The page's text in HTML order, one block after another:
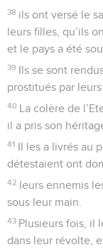
38 ils ont versé le
leurs filles, qu’ils
et le pays a été
39 Ils se sont
prostitués par leurs
40 La colère de
il a pris son
41 Il les a livrés au
détestaient ont
42 leurs ennemis
sous leur main.
43 Plusieurs fois, il
dans leur révolte,